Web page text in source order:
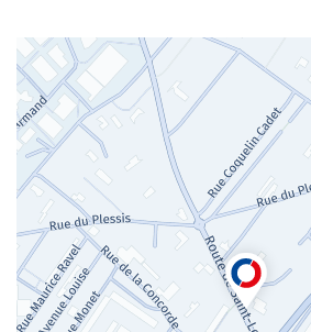
d'ouverture
du
centre
AUTOSUR
ERMONT